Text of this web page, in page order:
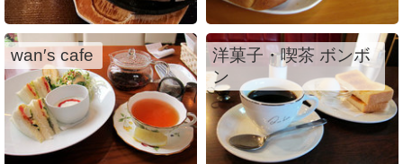
wan′s cafe
洋菓子・喫茶 ボンボ
ン